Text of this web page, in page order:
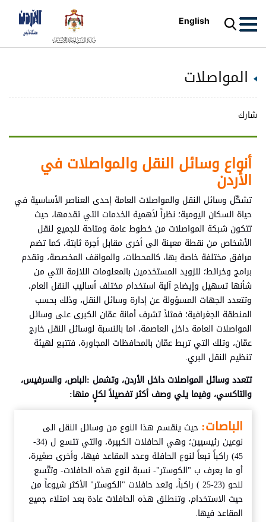
English
المواصلات
شارك
أنواع وسائل النقل والمواصلات في
الأردن
تشكّل وسائل النقل والمواصلات العامة إحدى العناصر الأساسية في
حياة السكان اليومية؛ نظراً لأهمية الخدمات التي تقدمها، حيث
تتكون شبكة المواصلات من خطوط عامة ومتاحة للجميع لنقل
الأشخاص من نقطة معينة الى أخرى مقابل أجرة ثابتة، كما تضم
مرافق مختلفة خاصة بها، كالمحطات، والمواقف المخصصة، وتقدم
برامج وخرائط؛ لتزويد المستخدمين بالمعلومات اللازمة التي من
شأنها تسهيل وإيضاح آلية استخدام مختلف أساليب النقل العام،
وتتعدد الجهات المسؤولة عن إدارة وسائل النقل، وذلك بحسب
المنطقة الجغرافية؛ فمثلاً تشرف أمانة عمّان الكبرى على وسائل
المواصلات العامة داخل العاصمة، اما بالنسبة لوسائل النقل خارج
عمّان، وتلك التي تربط عمّان بالمحافظات المجاورة، فتتبع لهيئة
تنظيم النقل البري.
تتعدد وسائل المواصلات داخل الأردن، وتشمل :الباص، والسرفيس،
والتاكسي، وفيما يلي وصف أكثر تفصيلاً لكلٍ منها:
الباصات: حيث ينقسم هذا النوع من وسائل النقل الى
نوعين رئيسيين؛ وهي الحافلات الكبيرة، والتي تتسع ل (34-
45) راكباً تبعاً لنوع الحافلة وعدد المقاعد فيها، وأخرى صغيرة،
أو ما يعرف ب "الكوستر"- نسبة لنوع هذه الحافلات- وتتّسع
لنحو (23-25 ) راكباً، وتعد حافلات "الكوستر" الأكثر شيوعاً من
حيث الاستخدام، وتنطلق هذه الحافلات عادة بعد امتلاء جميع
المقاعد فيها.